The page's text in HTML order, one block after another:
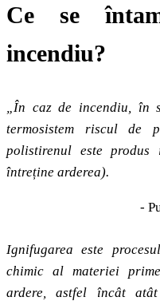
Ce se
incendiu?
„În caz de incendiu,
termosistem riscul de
polistirenul este
întreține arderea).
-
Ignifugarea este
chimic al materiei
ardere, astfel încât